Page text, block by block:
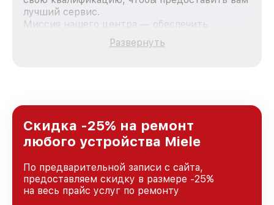
лучший сервис.
Миссия нашего центра — обеспечить
качественный и доступный ремонт для
каждого пользователя продукции Miele, вне
Краснодаре, постоянно повышая уровень
доверия и лояльности наших клиентов.
Развернуть
Скидка -25% на ремонт
любого устройства Miele
По предварительной записи с сайта,
предоставляем скидку в размере -25%
на весь прайс услуг по ремонту